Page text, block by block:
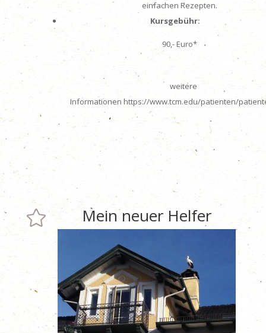
einfachen Rezepten.
Kursgebühr:
90,- Euro*
weitere
Informationen https://www.tcm.edu/patienten/
 Mein neuer Helfer